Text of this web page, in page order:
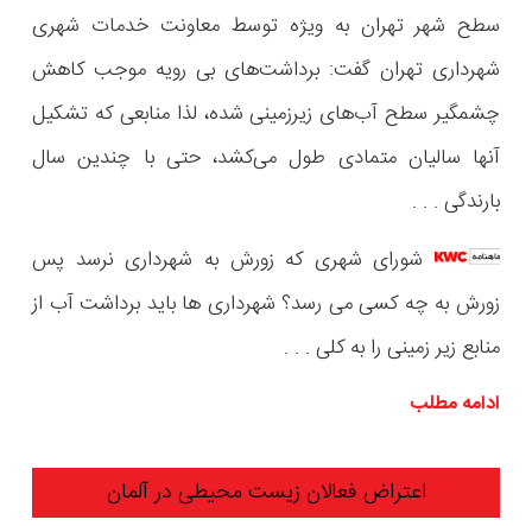
سطح شهر تهران به ویژه توسط معاونت خدمات شهری
شهرداری تهران گفت: برداشت‌های بی رویه موجب کاهش
چشمگیر سطح آب‌های زیرزمینی شده، لذا منابعی که تشکیل
آنها سالیان متمادی طول می‌کشد، حتی با چندین سال
بارندگی . . .
شورای شهری که زورش به شهرداری نرسد پس
زورش به چه کسی می رسد؟ شهرداری ها باید برداشت آب از
منابع زیر زمینی را به کلی . . .
ادامه مطلب
اعتراض فعالان زیست محیطی در آلمان